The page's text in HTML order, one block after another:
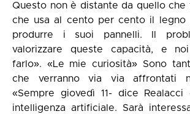
Questo non è distante da quello che
che usa al cento per cento il legno
produrre i suoi pannelli. Il
valorizzare queste capacità, e
farlo». «Le mie curiosità» Sono
che verranno via via affrontati
«Sempre giovedì 11- dice
intelligenza artificiale. Sarà